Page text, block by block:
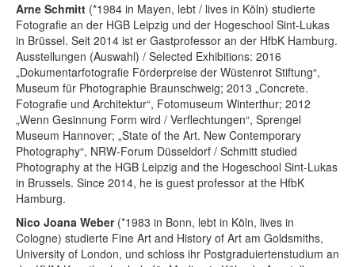
Arne Schmitt (*1984 in Mayen, lebt / lives in Köln) studierte
Fotografie an der HGB Leipzig und der Hogeschool Sint-Lukas
in Brüssel. Seit 2014 ist er Gastprofessor an der HfbK Hamburg.
Ausstellungen (Auswahl) / Selected Exhibitions: 2016
„Dokumentarfotografie Förderpreise der Wüstenrot Stiftung“,
Museum für Photographie Braunschweig; 2013 „Concrete.
Fotografie und Architektur“, Fotomuseum Winterthur; 2012
„Wenn Gesinnung Form wird / Verflechtungen“, Sprengel
Museum Hannover; „State of the Art. New Contemporary
Photography“, NRW-Forum Düsseldorf / Schmitt studied
Photography at the HGB Leipzig and the Hogeschool Sint-Lukas
in Brussels. Since 2014, he is guest professor at the HfbK
Hamburg.
Nico Joana Weber(*1983 in Bonn, lebt in Köln, lives in
Cologne) studierte Fine Art and History of Art am Goldsmiths,
University of London, und schloss ihr Postgraduiertenstudium an